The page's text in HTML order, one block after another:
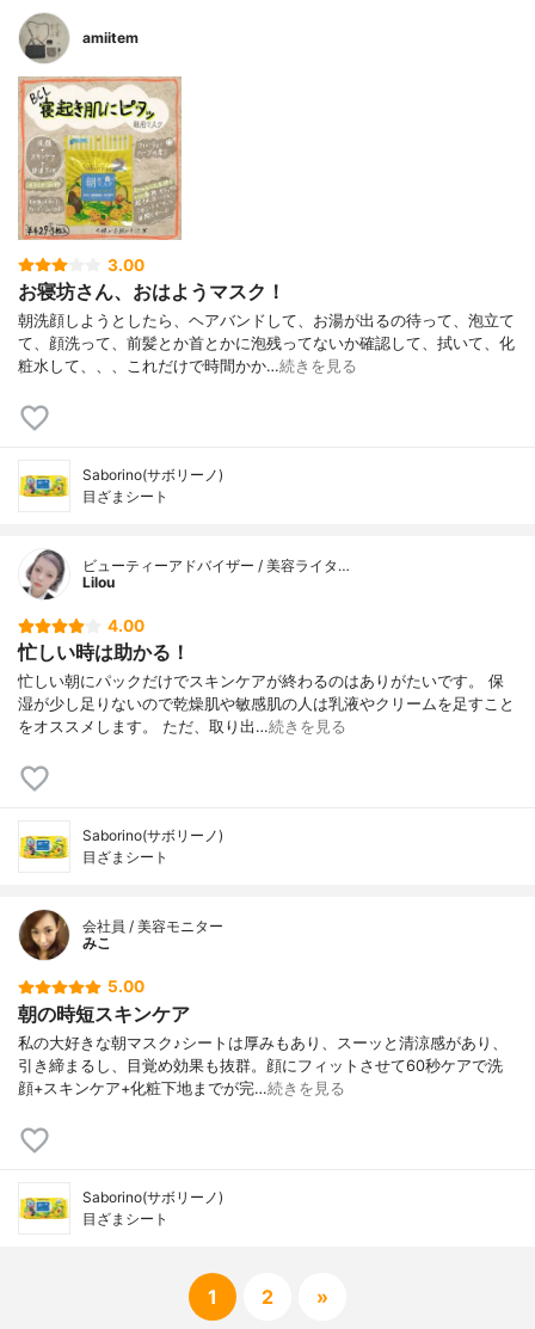
amiitem
3.00
お寝坊さん、おはようマスク！
朝洗顔しようとしたら、ヘアバンドして、お湯が出るの待って、泡立て
て、顔洗って、前髪とか首とかに泡残ってないか確認して、拭いて、化
粧水して、、、これだけで時間かか…続きを見る
Saborino(サボリーノ)
目ざまシート
ビューティーアドバイザー / 美容ライタ…
Lilou
4.00
忙しい時は助かる！
忙しい朝にパックだけでスキンケアが終わるのはありがたいです。 保
湿が少し足りないので乾燥肌や敏感肌の人は乳液やクリームを足すこと
をオススメします。 ただ、取り出…続きを見る
Saborino(サボリーノ)
目ざまシート
会社員 / 美容モニター
みこ
5.00
朝の時短スキンケア
私の大好きな朝マスク♪シートは厚みもあり、スーッと清涼感があり、
引き締まるし、目覚め効果も抜群。顔にフィットさせて60秒ケアで洗
顔+スキンケア+化粧下地までが完…続きを見る
Saborino(サボリーノ)
目ざまシート
1 2 »